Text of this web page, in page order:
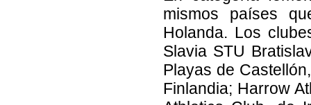
mismos países
Holanda. Los
Slavia STU
Playas de
Finlandia; Harrow